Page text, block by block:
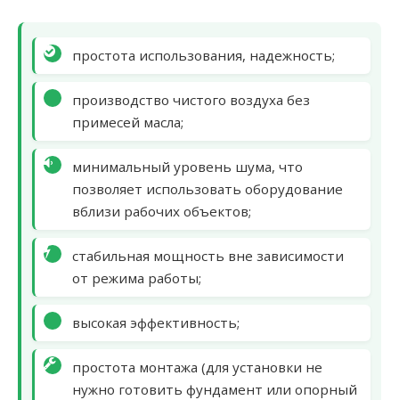
простота использования, надежность;
производство чистого воздуха без
примесей масла;
минимальный уровень шума, что
позволяет использовать оборудование
вблизи рабочих объектов;
стабильная мощность вне зависимости
от режима работы;
высокая эффективность;
простота монтажа (для установки не
нужно готовить фундамент или опорный